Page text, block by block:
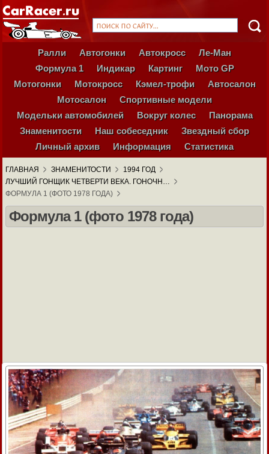
Ралли Автогонки Автокросс
Ле-Ман
Формула 1
Индикар Картинг
Мото GP
Мотогонки
Мотокросс Кэмел-трофи
Автосалон
Мотосалон
Спортивные модели
Модельки автомобилей
Вокруг колес
Панорама
Знаменитости
Наш собеседник
Звездный сбор
Личный архив
Информация Статистика
ГЛАВНАЯ ЗНАМЕНИТОСТИ
1994 ГОД
ЛУЧШИЙ ГОНЩИК ЧЕТВЕРТИ ВЕКА. ГОНОЧН…
ФОРМУЛА 1 (ФОТО 1978 ГОДА)
Формула 1 (фото 1978 года)